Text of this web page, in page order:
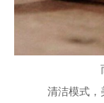
清洁模式，